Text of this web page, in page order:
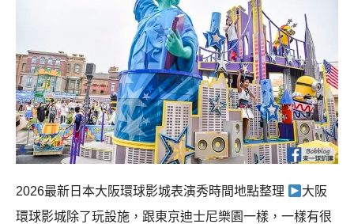
2026最新日本大阪環球影城表演秀時間地點整理
大阪
環球影城除了玩設施，跟東京迪士尼樂園一樣，一樣有很